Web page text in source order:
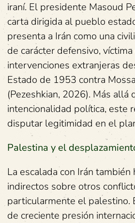
iraní. El presidente Masoud
carta dirigida al pueblo
presenta a Irán como una
de carácter defensivo, víctima
intervenciones extranjeras
Estado de 1953 contra
(Pezeshkian, 2026). Más allá
intencionalidad política, este
disputar legitimidad en el
Palestina y el
La escalada con Irán
indirectos sobre otros
particularmente el palestino.
de creciente presión